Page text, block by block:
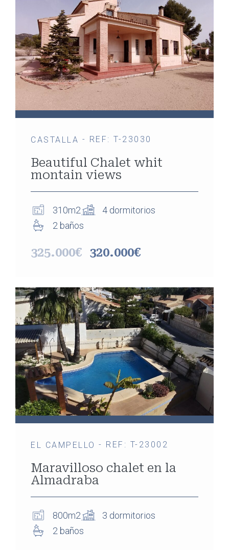
CASTALLA - REF: T-23030
Beautiful Chalet whit
montain views
310m2
4 dormitorios
2 baños
325.000€ 320.000€
EL CAMPELLO - REF: T-23002
Maravilloso chalet en la
Almadraba
800m2
3 dormitorios
2 baños